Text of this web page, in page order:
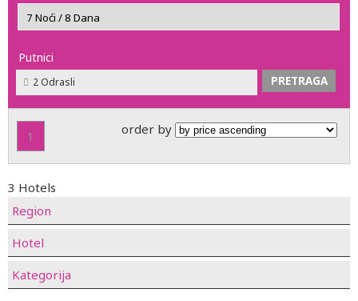
Putnici
2 Odrasli
1 order by
3 Hotels
Region
Hotel
Kategorija